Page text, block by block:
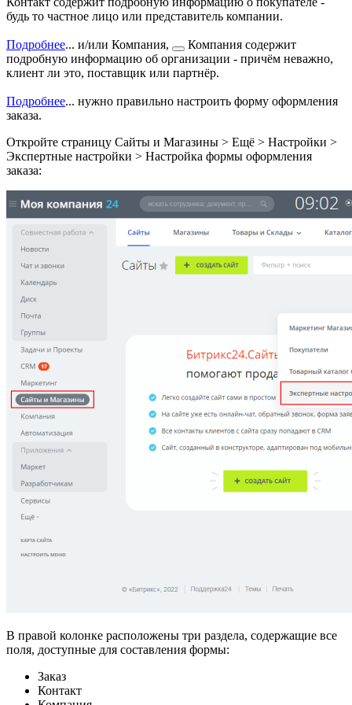
будь то частное лицо или представитель компании.
Подробнее... и/или Компания,
Компания содержит
подробную информацию об организации - причём неважно,
клиент ли это, поставщик или партнёр.
Подробнее... нужно правильно настроить форму оформления
заказа.
Откройте страницу Сайты и Магазины > Ещё > Настройки >
Экспертные настройки > Настройка формы оформления
заказа:
В правой колонке расположены три раздела, содержащие все
поля, доступные для составления формы:
Заказ
Контакт